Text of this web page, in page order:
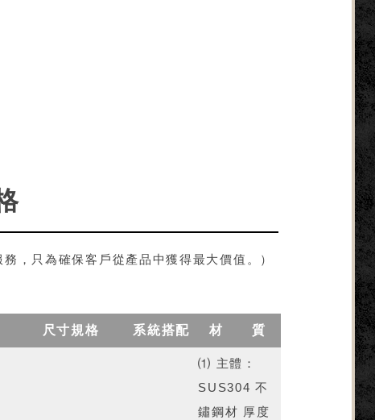
，只為確保客戶從產品中獲得最大價值。）
尺寸規格 系統搭配 材 質
⑴ 主體：
SUS304 不
鏽鋼材 厚度